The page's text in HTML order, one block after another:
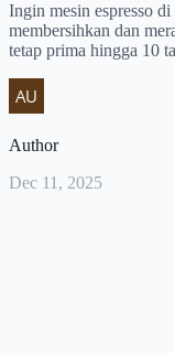
Ingin mesin espresso
membersihkan dan
tetap prima hingga 10
Author
Dec 11, 2025